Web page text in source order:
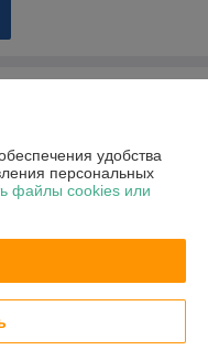
Беларусь
Физкультурная 26А 2-й
удобства
персональных
файлы cookies или